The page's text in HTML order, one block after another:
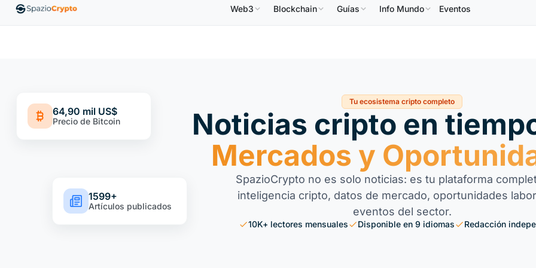
EthereumETH1880,58 US$ BNBBNB 586,64 US$↑2.10% USDCUSDC0,9995 US$↑0.00% XRPXRP1,09 US$
Web3 Blockchain Guías Info Mundo Eventos
64,90 mil US$
Precio de Bitcoin
1599+
Artículos publicados
Tu ecosistema cripto completo
Noticias cripto en
Mercados y
SpazioCrypto no es solo noticias: es tu plataforma
inteligencia cripto, datos de mercado, oportunidades
eventos del sector.
10K+ lectores mensuales Disponible en 9 idiomas Redacción